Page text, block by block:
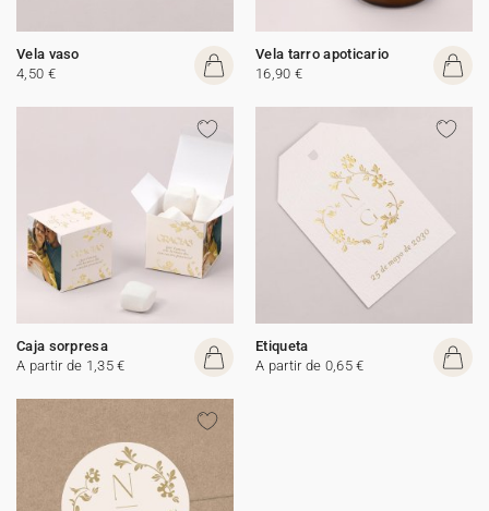
Vela vaso
4,50 €
Vela tarro apoticario
16,90 €
Caja sorpresa
A partir de 1,35 €
Etiqueta
A partir de 0,65 €